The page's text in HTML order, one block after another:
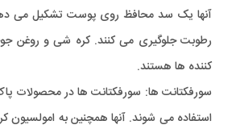
آنها یک سد محافظ روی پوست تشکیل می
رطوبت جلوگیری می کنند. کره شی و روغن
کننده ها هستند.
سورفکتانت ها: سورفکتانت ها در محصولات
استفاده می شوند. آنها همچنین به امولسیون